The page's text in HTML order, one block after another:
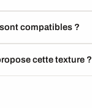
compatibles ?
cette texture ?